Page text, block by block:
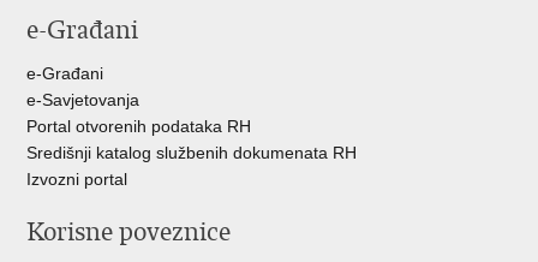
FacebookuTwitteru
e-Građani
e-Građani
e-Savjetovanja
Portal otvorenih podataka RH
Središnji katalog službenih dokumenata RH
Izvozni portal
Korisne poveznice